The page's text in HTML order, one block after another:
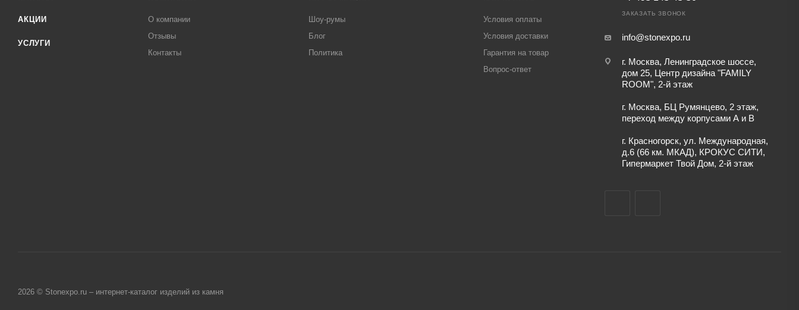
АКЦИИ
УСЛУГИ
О компании
Отзывы
Контакты
Шоу-румы
Блог
Политика
Условия оплаты
Условия доставки
Гарантия на товар
Вопрос-ответ
ЗАКАЗАТЬ ЗВОНОК
info@stonexpo.ru
г. Москва, Ленинградское шоссе,
дом 25, Центр дизайна "FAMILY
ROOM", 2-й этаж
г. Москва, БЦ Румянцево, 2 этаж,
переход между корпусами А и В
г. Красногорск, ул. Международная,
д.6 (66 км. МКАД), КРОКУС СИТИ,
Гипермаркет Твой Дом, 2-й этаж
2026 © Stonexpo.ru – интернет-каталог изделий из камня